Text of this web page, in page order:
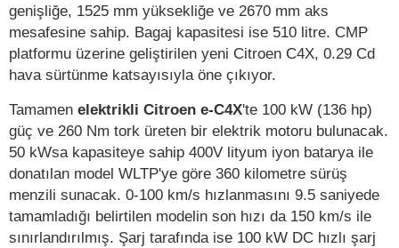
genişliğe, 1525 mm yüksekliğe ve 2670 mm aks
mesafesine sahip. Bagaj kapasitesi ise 510 litre. CMP
platformu üzerine geliştirilen yeni Citroen C4X, 0.29 Cd
hava sürtünme katsayısıyla öne çıkıyor.
Tamamen elektrikli Citroen e-C4X'te 100 kW (136 hp)
güç ve 260 Nm tork üreten bir elektrik motoru bulunacak.
50 kWsa kapasiteye sahip 400V lityum iyon batarya ile
donatılan model WLTP'ye göre 360 kilometre sürüş
menzili sunacak. 0-100 km/s hızlanmasını 9.5 saniyede
tamamladığı belirtilen modelin son hızı da 150 km/s ile
sınırlandırılmış. Şarj tarafında ise 100 kW DC hızlı şarj